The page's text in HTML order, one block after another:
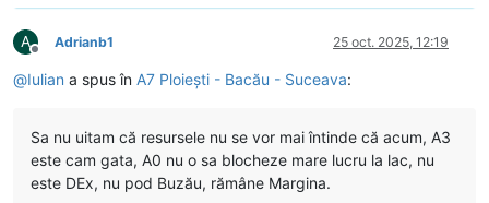
A
Deconectat
Adrianb1 25 oct. 2025, 12:19
@Iulian a spus în A7 Ploiești - Bacău - Suceava:
Sa nu uitam că resursele nu se vor mai întinde că acum, A3
este cam gata, A0 nu o sa blocheze mare lucru la lac, nu
este DEx, nu pod Buzău, rămâne Margina.